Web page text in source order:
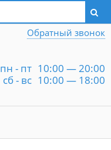
Написать директору
пн - пт 10:00 — 20:00
сб - вс 10:00 — 18:00
Обратный звонок